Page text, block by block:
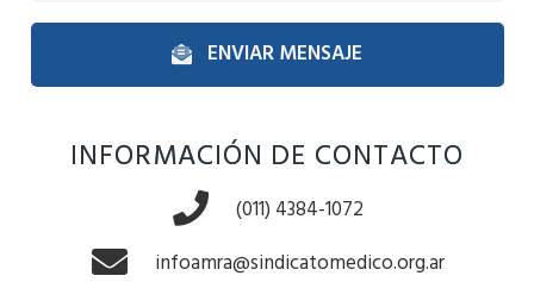
ENVIAR MENSAJE
INFORMACIÓN DE CONTACTO
(011) 4384-1072
infoamra@sindicatomedico.org.ar